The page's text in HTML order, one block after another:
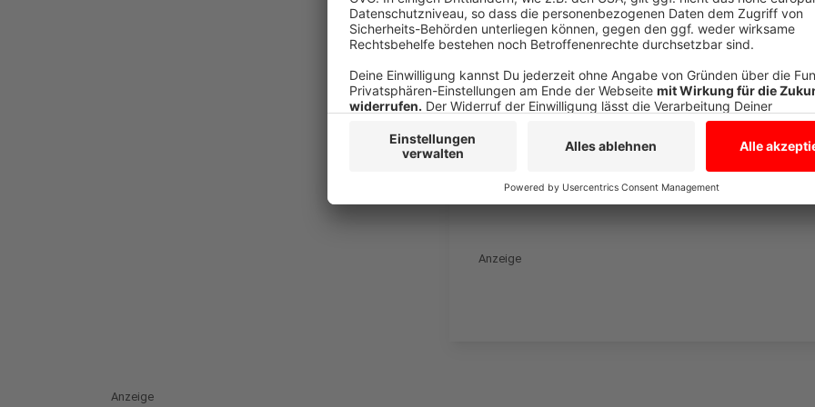
Akzeptieren
powered byUsercentrics
Platform
Mutter Ariane und Tochter Celine aus Velen
Anzeige
"Nicht nur leben, sondern erleben"
Anzeige
Anzeige